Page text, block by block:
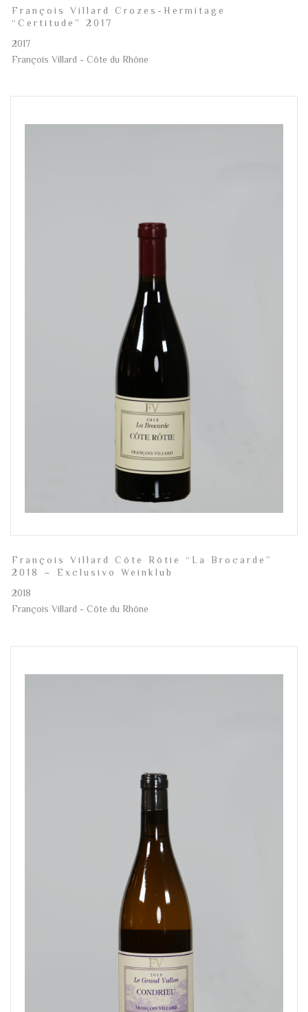
François Villard Crozes-Hermitage
“Certitude” 2017
2017
François Villard - Côte du Rhône
François Villard Côte Rôtie “La Brocarde”
2018 – Exclusivo Weinklub
2018
François Villard - Côte du Rhône